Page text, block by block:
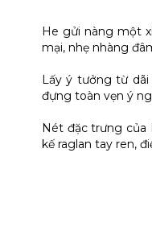
He gửi nàng một
mại, nhẹ nhàng
Lấy ý tưởng từ dãi
đựng toàn vẹn ý
Nét đặc trưng của